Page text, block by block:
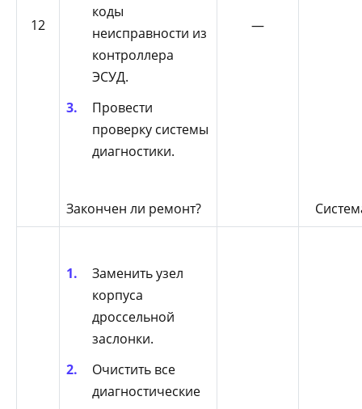
12
коды
неисправности из
контроллера
ЭСУД.
Провести
проверку системы
диагностики.
Закончен ли ремонт?
—
Заменить узел
корпуса
дроссельной
заслонки.
Очистить все
диагностические